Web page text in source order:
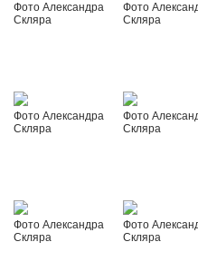
Фото Александра
Скляра
Фото
Скляра
Фото Александра
Скляра
Фото
Скляра
Фото Александра
Скляра
Фото
Скляра